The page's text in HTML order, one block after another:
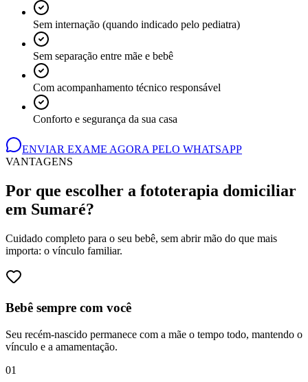
Sem internação (quando indicado pelo pediatra)
Sem separação entre mãe e bebê
Com acompanhamento técnico responsável
Conforto e segurança da sua casa
ENVIAR EXAME AGORA PELO WHATSAPP
VANTAGENS
Por que escolher a fototerapia domiciliar
em Sumaré?
Cuidado completo para o seu bebê, sem abrir mão do que mais
importa: o vínculo familiar.
Bebê sempre com você
Seu recém-nascido permanece com a mãe o tempo todo, mantendo o
vínculo e a amamentação.
01